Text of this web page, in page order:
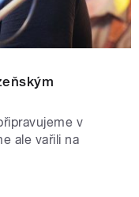
v
ale vařili na